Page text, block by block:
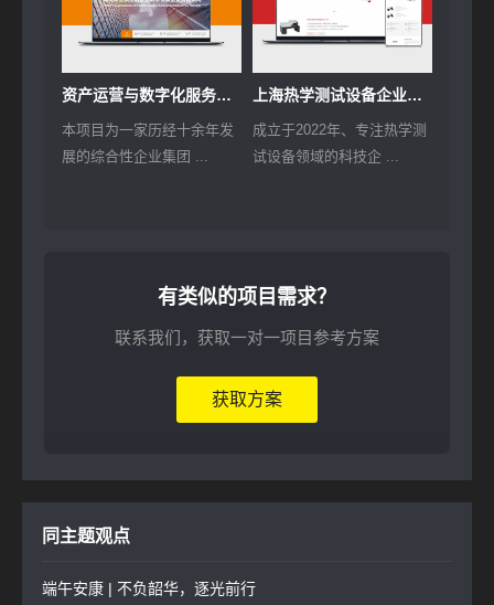
资产运营与数字化服务的集团网站建设
本项目为一家历经十余年发
展的综合性企业集团 ...
上海热学测试设备企业网站建设
成立于2022年、专注热学测
试设备领域的科技企 ...
有类似的项目需求？
联系我们，获取一对一项目参考方案
获取方案
同主题观点
端午安康 | 不负韶华，逐光前行